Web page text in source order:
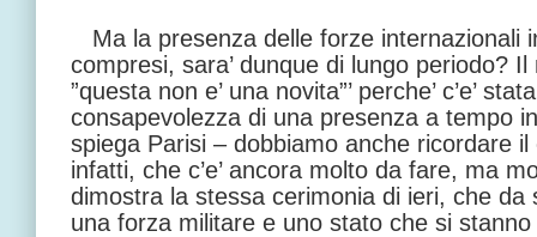
Ma la presenza delle forze internazionali
compresi, sara’ dunque di lungo periodo?
”questa non e’ una novita”’ perche’ c’e’
consapevolezza di una presenza a tempo
spiega Parisi – dobbiamo anche ricordare il
infatti, che c’e’ ancora molto da fare, ma
dimostra la stessa cerimonia di ieri, che da
una forza militare e uno stato che si stanno